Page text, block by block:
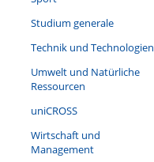
Studium generale
Technik und Technologien
Umwelt und Natürliche
Ressourcen
uniCROSS
Wirtschaft und
Management